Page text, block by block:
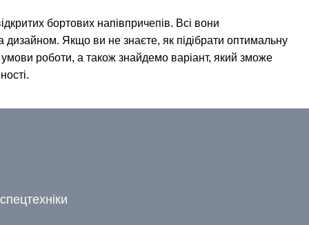
бортових напівпричепів. Всі вони
дизайном. Якщо ви не знаєте, як підібрати оптимальну
роботи, а також знайдемо варіант, який зможе